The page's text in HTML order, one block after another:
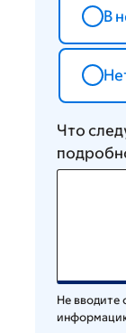
В
Что
Не вводите